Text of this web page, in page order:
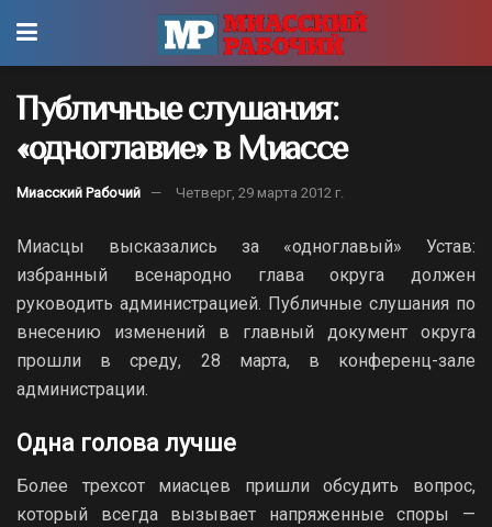
Публичные слушания:
«одноглавие» в Миассе
Миасский Рабочий Четверг, 29 марта 2012 г.
Миасцы высказались за «одноглавый» Устав:
избранный всенародно глава округа должен
руководить администрацией. Публичные слушания по
внесению изменений в главный документ округа
прошли в среду, 28 марта, в конференц-зале
администрации.
Одна голова лучше
Более трехсот миасцев пришли обсудить вопрос,
который всегда вызывает напряженные споры —